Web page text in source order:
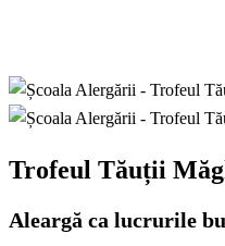
Trofeul Tăuții
Aleargă ca lucrurile